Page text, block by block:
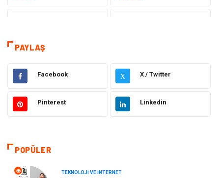
Sağlık
Teknoloji ve İnternet Hukuk
Elektrik ve Elektronik Gıda
Otomotiv
Tanıtıcı Reklam Güzellik & Bakım
PAYLAŞ
Facebook X X / Twitter
Pinterest Linkedin
POPÜLER
TEKNOLOJI VE İNTERNET